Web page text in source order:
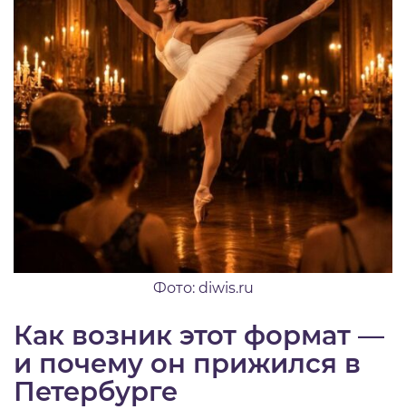
Фото: diwis.ru
Как возник этот формат —
и почему он прижился в
Петербурге